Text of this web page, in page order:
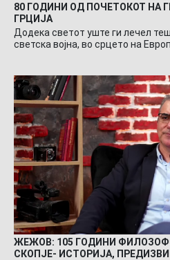
80 ГОДИНИ ОД ПОЧЕТОКОТ НА
ГРЦИЈА
Додека светот уште ги лечел
светска војна, во срцето на
ЖЕЖОВ: 105 ГОДИНИ
СКОПЈЕ- ИСТОРИЈА,